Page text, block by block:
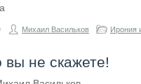
Михаил Васильков Ирония
вы не скажете!